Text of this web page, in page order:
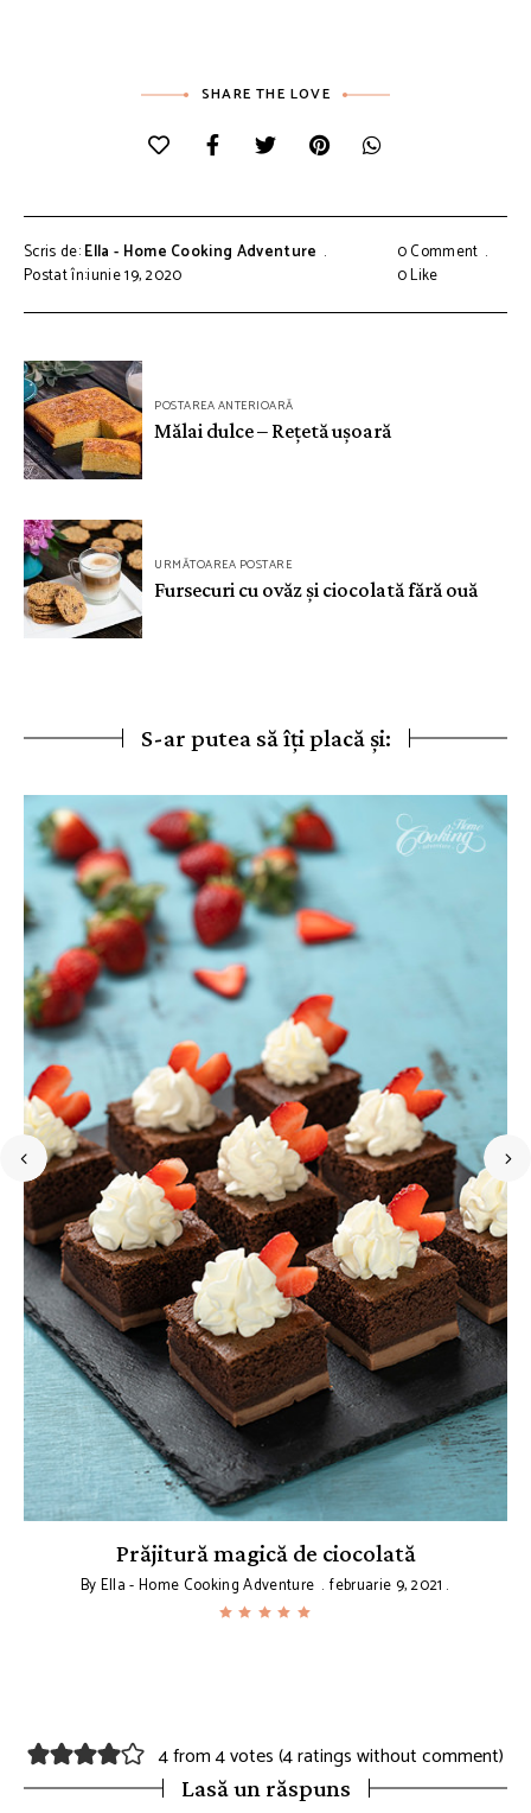
SHARE THE LOVE
Scris de:Ella - Home Cooking Adventure
Postat în:iunie 19, 2020
0 Comment
0Like
Navigare
în
articole
POSTAREA ANTERIOARĂ
Mălai dulce – Rețetă ușoară
URMĂTOAREA POSTARE
Fursecuri cu ovăz și ciocolată fără ouă
S-ar putea să îți placă și:
Prăjitură magică de ciocolată
ByElla - Home Cooking Adventure februarie 9, 2021
4 from 4 votes (4 ratings without comment)
Lasă un răspuns